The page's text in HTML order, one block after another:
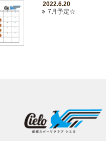
2022.6.20
7月予定☆